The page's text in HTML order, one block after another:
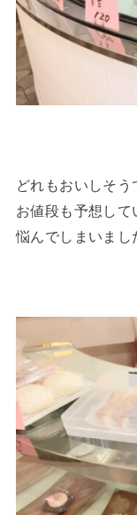
どれもおいしそう
お値段も予想し
悩んでしまいまし